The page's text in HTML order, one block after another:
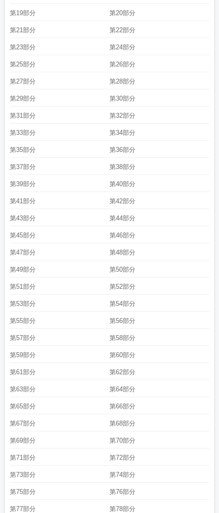
第19部分 第20部分
第21部分 第22部分
第23部分 第24部分
第25部分 第26部分
第27部分 第28部分
第29部分 第30部分
第31部分 第32部分
第33部分 第34部分
第35部分 第36部分
第37部分 第38部分
第39部分 第40部分
第41部分 第42部分
第43部分 第44部分
第45部分 第46部分
第47部分 第48部分
第49部分 第50部分
第51部分 第52部分
第53部分 第54部分
第55部分 第56部分
第57部分 第58部分
第59部分 第60部分
第61部分 第62部分
第63部分 第64部分
第65部分 第66部分
第67部分 第68部分
第69部分 第70部分
第71部分 第72部分
第73部分 第74部分
第75部分 第76部分
第77部分 第78部分